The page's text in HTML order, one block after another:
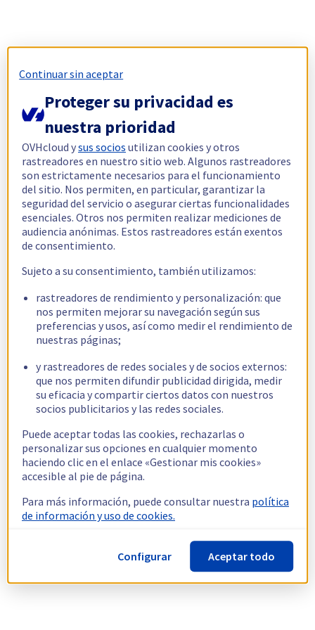
Continuar sin aceptar
Proteger su privacidad es
nuestra prioridad
OVHcloud ysus socios utilizan cookies y otros
rastreadores en nuestro sitio web. Algunos rastreadores
son estrictamente necesarios para el funcionamiento
del sitio. Nos permiten, en particular, garantizar la
seguridad del servicio o asegurar ciertas funcionalidades
esenciales. Otros nos permiten realizar mediciones de
audiencia anónimas. Estos rastreadores están exentos
de consentimiento.
Sujeto a su consentimiento, también utilizamos:
rastreadores de rendimiento y personalización: que
nos permiten mejorar su navegación según sus
preferencias y usos, así como medir el rendimiento de
nuestras páginas;
y rastreadores de redes sociales y de socios externos:
que nos permiten difundir publicidad dirigida, medir
su eficacia y compartir ciertos datos con nuestros
socios publicitarios y las redes sociales.
Puede aceptar todas las cookies, rechazarlas o
personalizar sus opciones en cualquier momento
haciendo clic en el enlace «Gestionar mis cookies»
accesible al pie de página.
Para más información, puede consultar nuestra política
de información y uso de cookies.
Configurar Aceptar todo